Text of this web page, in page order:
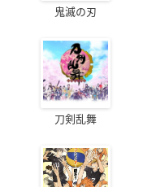
鬼滅の刃
刀剣乱舞